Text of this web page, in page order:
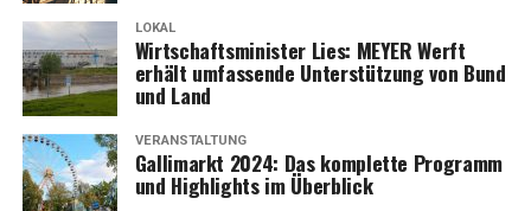
LOKAL
Wirt­schafts­mi­nis­ter Lies: MEYER Werft
erhält umfas­sen­de Unter­stüt­zung von Bund
und Land
VERANSTALTUNG
Gal­li­markt 2024: Das kom­plet­te Pro­gramm
und High­lights im Überblick